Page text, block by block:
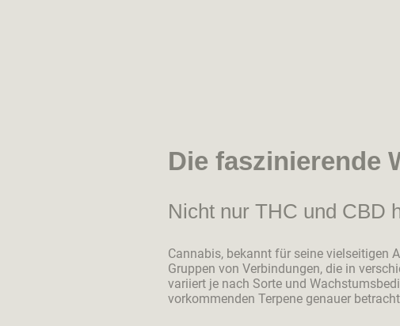
Die faszinierende
Nicht nur THC und CBD
Cannabis, bekannt für seine vielseitigen
Gruppen von Verbindungen, die in
variiert je nach Sorte und
vorkommenden Terpene genauer